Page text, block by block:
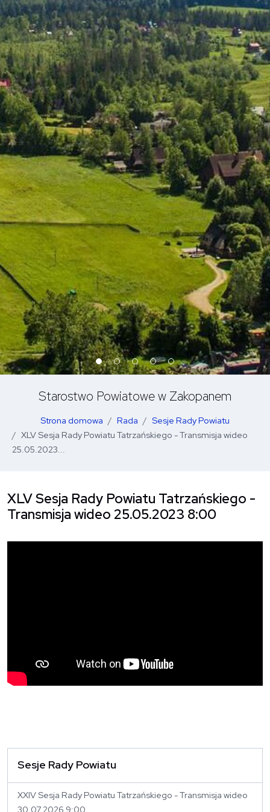
Starostwo Powiatowe w Zakopanem
Strona domowa Rada
Sesje Rady Powiatu
XLV Sesja Rady Powiatu Tatrzańskiego - Transmisja wideo
25.05.2023...
XLV Sesja Rady Powiatu Tatrzańskiego -
Transmisja wideo 25.05.2023 8:00
Sesje Rady Powiatu
XXIV Sesja Rady Powiatu Tatrzańskiego - Transmisja wideo
30.07.2026 9:00